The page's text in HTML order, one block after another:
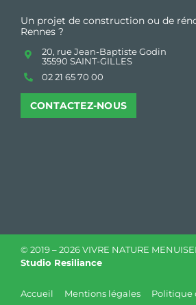
Un projet de construction ou de
Rennes ?
20, rue Jean-Baptiste Godin
35590 SAINT-GILLES
02 21 65 70 00
CONTACTEZ-NOUS
© 2019 –2026 VIVRE NATURE
Studio Resiliance
Accueil Mentions légales
Politique